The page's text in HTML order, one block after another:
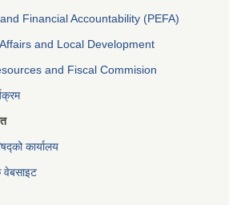
Financial Accountability (PEFA)
and Local Development
and Fiscal Commision
कार्यालय
वेबसाइट